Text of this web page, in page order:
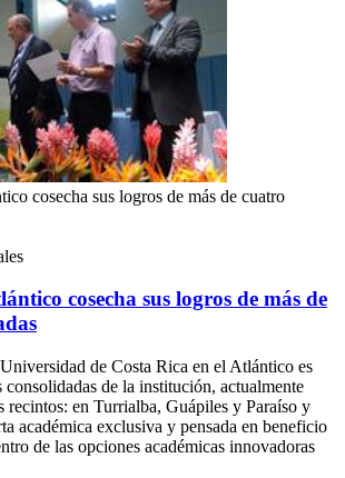
cosecha sus logros de más de cuatro
cosecha sus logros de más de
de Costa Rica en el Atlántico es
consolidadas de la institución, actualmente
recintos: en Turrialba, Guápiles y Paraíso y
académica exclusiva y pensada en beneficio
de las opciones académicas innovadoras